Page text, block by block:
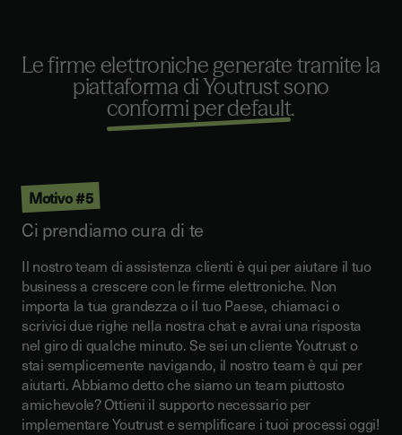
Le firme elettroniche generate tramite la
piattaforma di Youtrust sono
conformi per default.
Motivo #5
Ci prendiamo cura di te
Il nostro team di assistenza clienti è qui per aiutare il tuo
business a crescere con le firme elettroniche. Non
importa la tua grandezza o il tuo Paese, chiamaci o
scrivici due righe nella nostra chat e avrai una risposta
nel giro di qualche minuto. Se sei un cliente Youtrust o
stai semplicemente navigando, il nostro team è qui per
aiutarti. Abbiamo detto che siamo un team piuttosto
amichevole? Ottieni il supporto necessario per
implementare Youtrust e semplificare i tuoi processi oggi!